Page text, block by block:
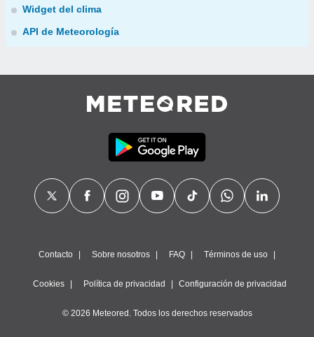
Widget del clima
API de Meteorología
Contacto Sobre nosotros FAQ Términos de uso
Cookies Política de privacidad Configuración de privacidad
© 2026 Meteored. Todos los derechos reservados